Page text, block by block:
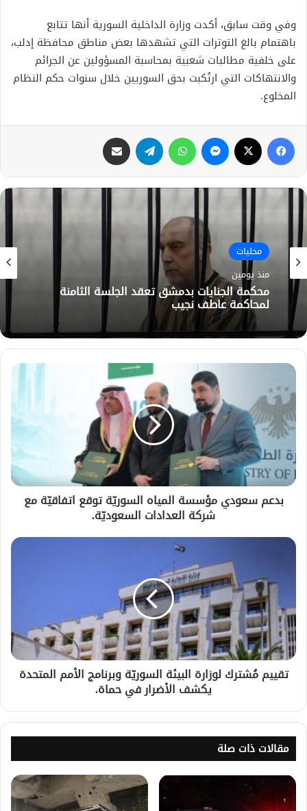
وفي وقت سابق، أكدت وزارة الداخلية السورية أنها تتابع
باهتمام بالغ التوترات التي تشهدها بعض مناطق محافظة إدلب،
على خلفية مطالبات شعبية بمحاسبة المسؤولين عن الجرائم
والانتهاكات التي ارتُكبت بحق السوريين خلال سنوات حكم النظام
المخلوع.
فيسبوك ماسنجر واتساب تيلقرام
محليات
منذ يومين
محكمة الجنايات بدمشق تعقد الجلسة الثامنة
لمحاكمة عاطف نجيب
محليات
منذ يومين
الاحتلال الإسرائيلي يتوغل ويفتش منازل في ريف
درعا
بدعم سعودي مؤسسة المياه السوريّة توقع اتفاقيّة مع
شركة العدادات السعوديّة.
تقييم مُشترك لوزارة البيئة السوريّة وبرنامج الأمم المتحدة
يكشف الأضرار في حماة.
مقالات ذات صلة